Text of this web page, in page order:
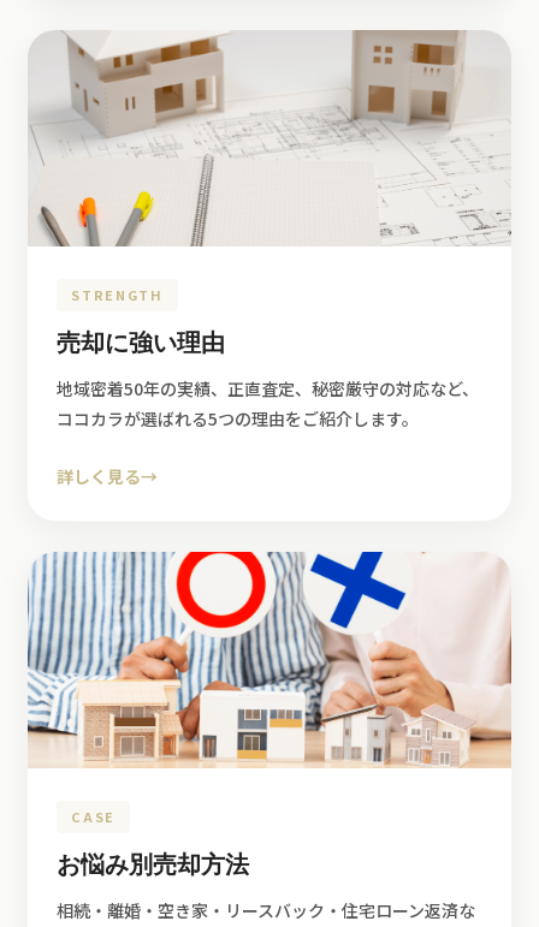
STRENGTH
売却に強い理由
地域密着50年の実績、正直査定、秘密厳守の対応など、
ココカラが選ばれる5つの理由をご紹介します。
詳しく見る→
CASE
お悩み別売却方法
相続・離婚・空き家・リースバック・住宅ローン返済な